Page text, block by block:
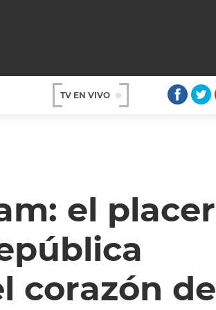
TV EN VIVO
el placer
corazón de